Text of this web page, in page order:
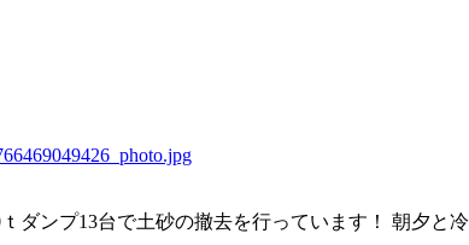
ンプ13台で土砂の撤去を行っています！ 朝夕と